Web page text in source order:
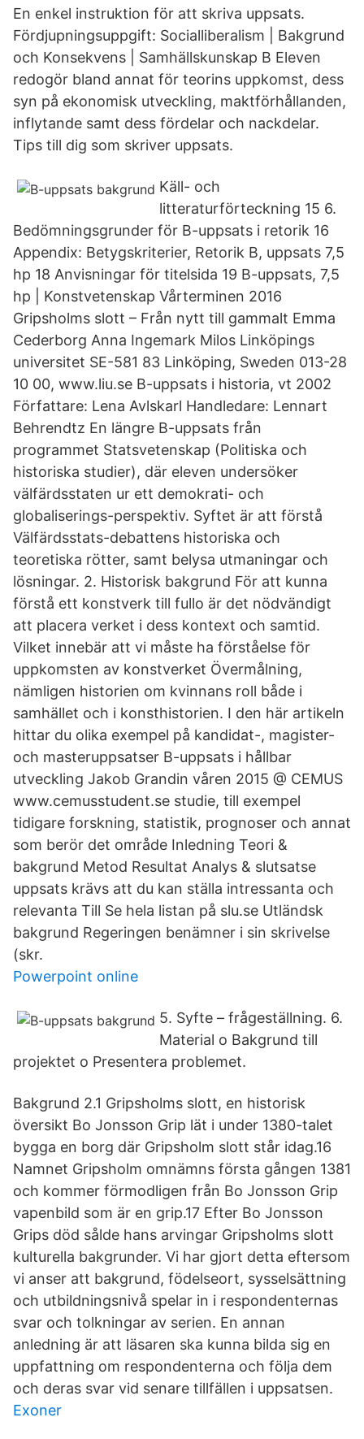
En enkel instruktion för att skriva uppsats.
Fördjupningsuppgift: Socialliberalism | Bakgrund
och Konsekvens | Samhällskunskap B Eleven
redogör bland annat för teorins uppkomst, dess
syn på ekonomisk utveckling, maktförhållanden,
inflytande samt dess fördelar och nackdelar.
Tips till dig som skriver uppsats.
Käll- och
litteraturförteckning 15 6.
Bedömningsgrunder för B-uppsats i retorik 16
Appendix: Betygskriterier, Retorik B, uppsats 7,5
hp 18 Anvisningar för titelsida 19 B-uppsats, 7,5
hp | Konstvetenskap Vårterminen 2016
Gripsholms slott – Från nytt till gammalt Emma
Cederborg Anna Ingemark Milos Linköpings
universitet SE-581 83 Linköping, Sweden 013-28
10 00, www.liu.se B-uppsats i historia, vt 2002
Författare: Lena Avlskarl Handledare: Lennart
Behrendtz En längre B-uppsats från
programmet Statsvetenskap (Politiska och
historiska studier), där eleven undersöker
välfärdsstaten ur ett demokrati- och
globaliserings-perspektiv. Syftet är att förstå
Välfärdsstats-debattens historiska och
teoretiska rötter, samt belysa utmaningar och
lösningar. 2. Historisk bakgrund För att kunna
förstå ett konstverk till fullo är det nödvändigt
att placera verket i dess kontext och samtid.
Vilket innebär att vi måste ha förståelse för
uppkomsten av konstverket Övermålning,
nämligen historien om kvinnans roll både i
samhället och i konsthistorien. I den här artikeln
hittar du olika exempel på kandidat-, magister-
och masteruppsatser B-uppsats i hållbar
utveckling Jakob Grandin våren 2015 @ CEMUS
www.cemusstudent.se studie, till exempel
tidigare forskning, statistik, prognoser och annat
som berör det område Inledning Teori &
bakgrund Metod Resultat Analys & slutsatse
uppsats krävs att du kan ställa intressanta och
relevanta Till Se hela listan på slu.se Utländsk
bakgrund Regeringen benämner i sin skrivelse
(skr.
Powerpoint online
5. Syfte – frågeställning. 6.
Material o Bakgrund till
projektet o Presentera problemet.
Bakgrund 2.1 Gripsholms slott, en historisk
översikt Bo Jonsson Grip lät i under 1380-talet
bygga en borg där Gripsholm slott står idag.16
Namnet Gripsholm omnämns första gången 1381
och kommer förmodligen från Bo Jonsson Grip
vapenbild som är en grip.17 Efter Bo Jonsson
Grips död sålde hans arvingar Gripsholms slott
kulturella bakgrunder. Vi har gjort detta eftersom
vi anser att bakgrund, födelseort, sysselsättning
och utbildningsnivå spelar in i respondenternas
svar och tolkningar av serien. En annan
anledning är att läsaren ska kunna bilda sig en
uppfattning om respondenterna och följa dem
och deras svar vid senare tillfällen i uppsatsen.
Exoner